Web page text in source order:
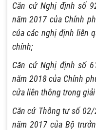
Căn cứ Nghị định số
năm 2017 của Chính
của các nghị định liên
chính;
Căn cứ Nghị định số
năm 2018 của Chính
cửa liên thông trong
Căn cứ Thông tư số
năm 2017 của Bộ